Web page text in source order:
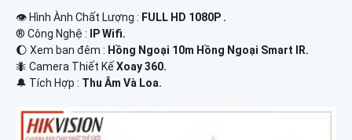
👁 Hình Ành Chất Lượng : FULL HD 1080P .
®️ Công Nghệ :
IP Wifi.
🌔 Xem ban đêm : Hồng Ngoại 10m Hồng Ngoại Smart IR.
🐜 Camera Thiết Kế Xoay 360.
️🔔 Tích Hợp : Thu Âm Và Loa.